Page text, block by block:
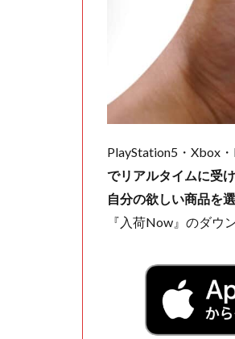
PlayStation5・Xbox
でリアルタイムに受け
自分の欲しい商品を
『入荷Now』のダウ